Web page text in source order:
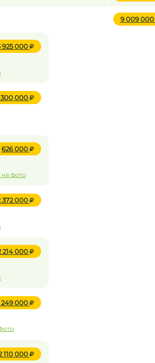
9 009 000
925 000
300 000
626 000
фото
372 000
214 000
249 000
110 000